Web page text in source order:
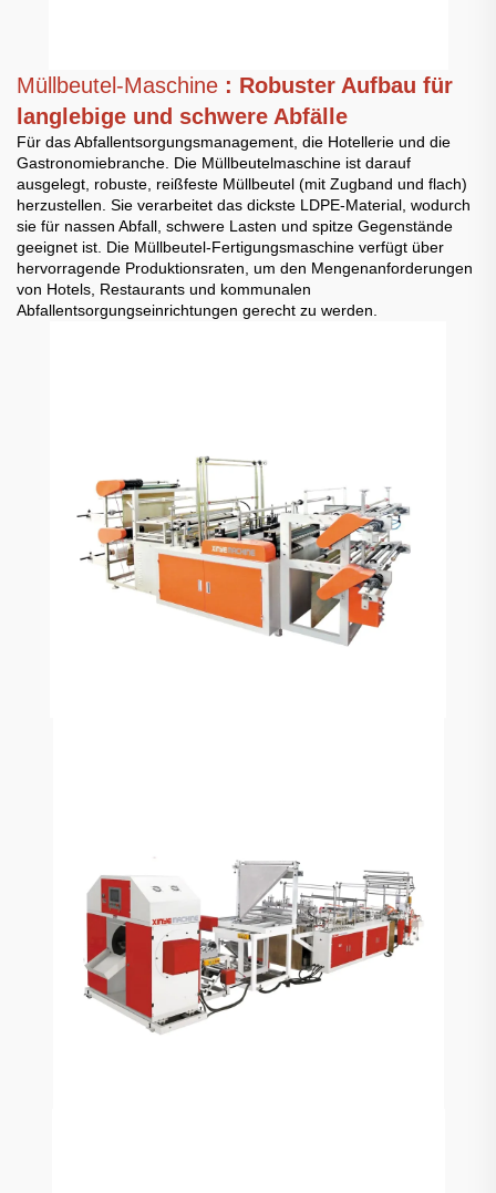
Müllbeutel-Maschine : Robuster Aufbau für
langlebige und schwere Abfälle
Für das Abfallentsorgungsmanagement, die Hotellerie und die
Gastronomiebranche. Die Müllbeutelmaschine ist darauf
ausgelegt, robuste, reißfeste Müllbeutel (mit Zugband und flach)
herzustellen. Sie verarbeitet das dickste LDPE-Material, wodurch
sie für nassen Abfall, schwere Lasten und spitze Gegenstände
geeignet ist. Die Müllbeutel-Fertigungsmaschine verfügt über
hervorragende Produktionsraten, um den Mengenanforderungen
von Hotels, Restaurants und kommunalen
Abfallentsorgungseinrichtungen gerecht zu werden.